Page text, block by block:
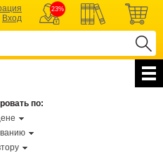
Вход
23%
по: